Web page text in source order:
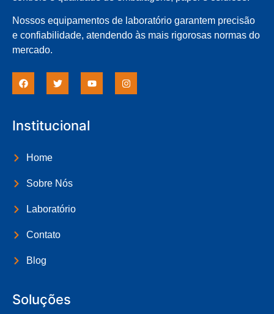
Nossos equipamentos de laboratório garantem precisão
e confiabilidade, atendendo às mais rigorosas normas do
mercado.
Institucional
Home
Sobre Nós
Laboratório
Contato
Blog
Soluções